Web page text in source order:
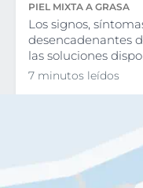
PIEL MIXTA A GRASA
Los signos,
desencadenantes
las soluciones
7 minutos leídos